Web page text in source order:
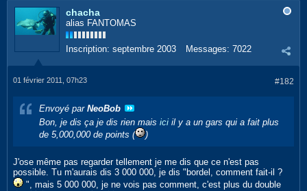
chacha
alias FANTOMAS
Inscription: septembre 2003 Messages: 7022
#182
01 février 2011, 07h23
Envoyé par NeoBob
Bon, je dis ça je dis rien mais ici il y a un gars qui a fait plus
de 5,000,000 de points (
)
J'ose même pas regarder tellement je me dis que ce n'est pas
possible. Tu m'aurais dis 3 000 000, je dis "bordel, comment fait-il ?
", mais 5 000 000, je ne vois pas comment, c'est plus du double